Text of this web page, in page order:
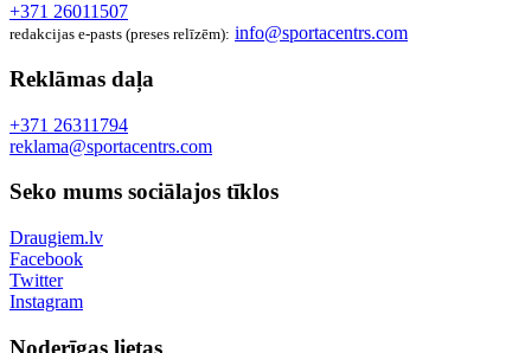
+371 26011507
redakcijas e-pasts (preses relīzēm): info@sportacentrs.com
Reklāmas daļa
+371 26311794
reklama@sportacentrs.com
Seko mums sociālajos tīklos
Draugiem.lv
Facebook
Twitter
Instagram
Noderīgas lietas